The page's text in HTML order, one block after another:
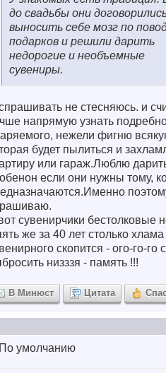
до свадьбы они
выносить себе мозг по
подарков и решили дарить
недорогие и необъемные
сувениры.
не стесняюсь. и
напрямую узнать
нежели фигню
будет пылиться и
или гараж.Люблю
если они нужны тому,
сувенирчики бестолковые
же за 40 лет столько хлама
скопится - ого-го-го
низззя - память !!!
В Минюст Цитата